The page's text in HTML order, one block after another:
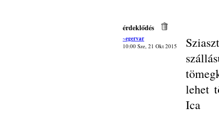
érdeklődés
~egervar
10:00 Sze, 21 Okt 2015
lehet
Ica